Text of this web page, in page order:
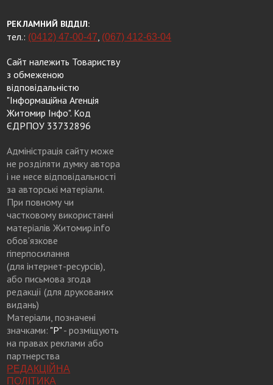
РЕКЛАМНИЙ ВІДДІЛ:
тел.: (0412) 47-00-47, (067) 412-63-04
Сайт належить Товариству
з обмеженою
відповідальністю
"Інформаційна Агенція
Житомир Інфо". Код
ЄДРПОУ 33732896
Адміністрація сайту може
не розділяти думку автора
і не несе відповідальності
за авторські матеріали.
При повному чи
частковому використанні
матеріалів Житомир.info
обов’язкове
гіперпосилання
(для інтернет-ресурсів),
або письмова згода
редакції (для друкованих
видань)
Матеріали, позначені
значками: "Р"- розміщують
на правах реклами або
партнерства
РЕДАКЦІЙНА
ПОЛІТИКА